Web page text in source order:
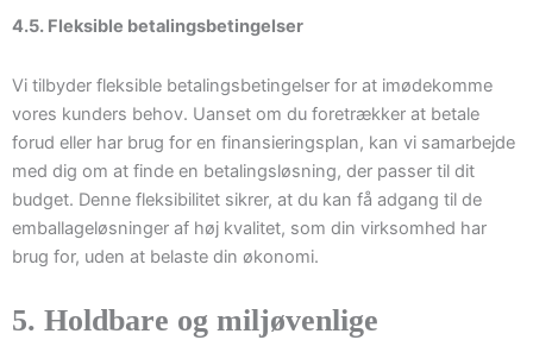
4.5. Fleksible betalingsbetingelser
Vi tilbyder fleksible betalingsbetingelser for at imødekomme
vores kunders behov. Uanset om du foretrækker at betale
forud eller har brug for en finansieringsplan, kan vi samarbejde
med dig om at finde en betalingsløsning, der passer til dit
budget. Denne fleksibilitet sikrer, at du kan få adgang til de
emballageløsninger af høj kvalitet, som din virksomhed har
brug for, uden at belaste din økonomi.
5. Holdbare og miljøvenlige